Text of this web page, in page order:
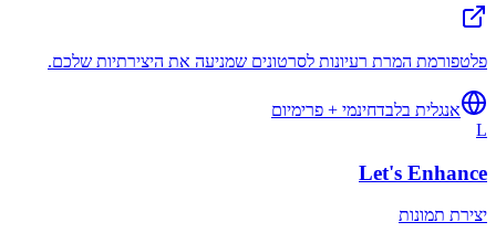
פלטפורמת המרת רעיונות לסרטונים שמניעה את היצירתיות שלכם.
אנגלית בלבדחינמי + פרימיום
L
Let's Enhance
יצירת תמונות